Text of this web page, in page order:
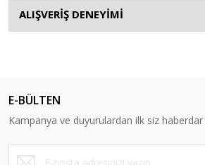
ALIŞVERİŞ DENEYİMİ
E-BÜLTEN
Kampanya ve duyurulardan ilk siz haberdar